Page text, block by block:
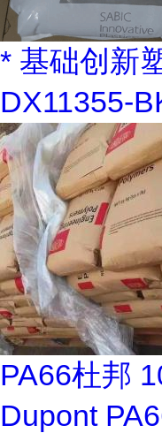
* 基础创新
DX11355-
PA66杜邦
Dupont